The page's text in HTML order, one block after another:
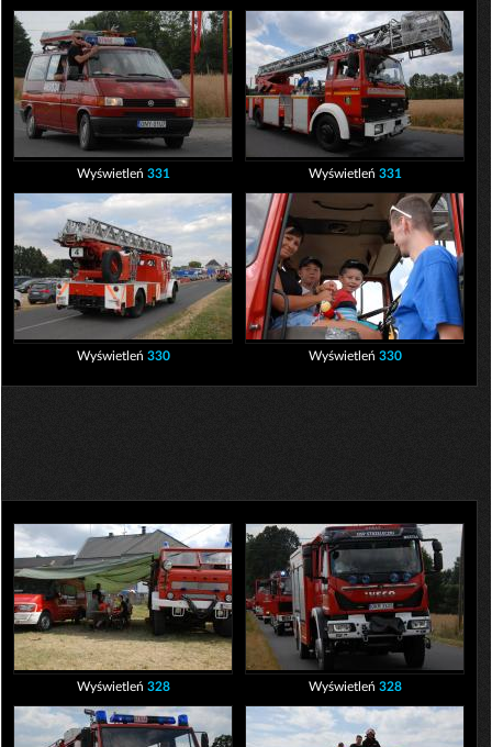
Wyświetleń 331 Wyświetleń 331
Wyświetleń 330 Wyświetleń 330
Wyświetleń 328 Wyświetleń 328